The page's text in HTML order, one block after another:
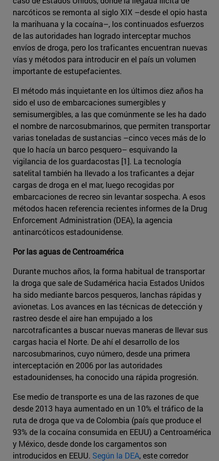
narcóticos se remonta al siglo XIX –desde el opio hasta
la marihuana y la cocaína–, los continuados esfuerzos
de las autoridades han logrado interceptar muchos
envíos de droga, pero los traficantes encuentran nuevas
vías y métodos para introducir en el país un volumen
importante de estupefacientes.
El método más inquietante en los últimos diez años ha
sido el uso de embarcaciones sumergibles y
semisumergibles, a las que comúnmente se les ha dado
el nombre de narcosubmarinos, que permiten transportar
varias toneladas de sustancias –cinco veces más de lo
que lo hacía un barco pesquero– esquivando la
vigilancia de los guardacostas [1]. La tecnología
satelital también ha llevado a los traficantes a dejar
cargas de droga en el mar, luego recogidas por
embarcaciones de recreo sin levantar sospecha. A esos
métodos hacen referencia recientes informes de la Drug
Enforcement Administration (DEA), la agencia
antinarcóticos estadounidense.
Por las aguas de Centroamérica
Durante muchos años, la forma habitual de transportar
la droga que sale de Sudamérica hacia Estados Unidos
ha sido mediante barcos pesqueros, lanchas rápidas y
avionetas. Los avances en las técnicas de detección y
rastreo desde el aire han empujado a los
narcotraficantes a buscar nuevas maneras de llevar sus
cargas hacia el Norte. De ahí el desarrollo de los
narcosubmarinos, cuyo número, desde una primera
interceptación en 2006 por las autoridades
estadounidenses, ha conocido una rápida progresión.
Ese medio de transporte es una de las razones de que
desde 2013 haya aumentado en un 10% el tráfico de la
ruta de droga que va de Colombia (país que produce el
93% de la cocaína consumida en EEUU) a Centroamérica
y México, desde donde los cargamentos son
introducidos en EEUU. Según la DEA, este corredor